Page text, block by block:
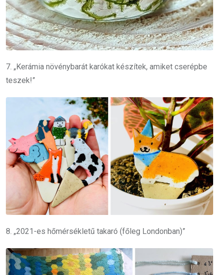
7. „Kerámia növénybarát karókat készítek, amiket cserépbe
teszek!”
8. „2021-es hőmérsékletű takaró (főleg Londonban)”